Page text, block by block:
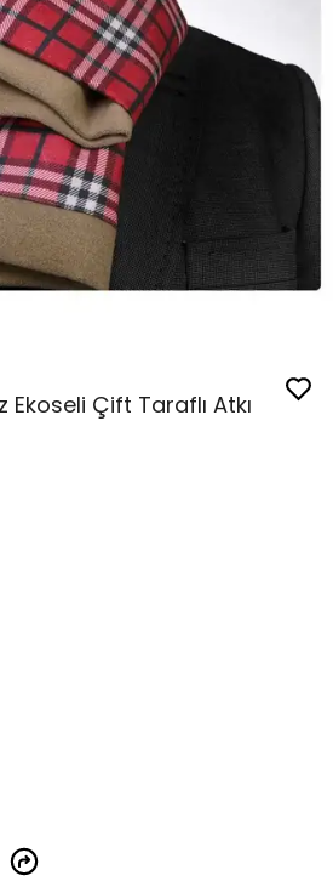
Ekoseli Çift Taraflı Atkı